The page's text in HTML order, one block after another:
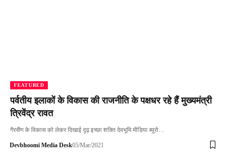
FEATURED
पर्वतीय इलाकों के विकास की राजनीति के पक्षधर रहे हैं मुख्यमंत्री
त्रिवेंद्र रावत
गैरसैंण के विकास को लेकर दिखाई दृढ़ इच्छा शक्ति देवभूमि मीडिया ब्यूरो…
Devbhoomi Media Desk05/Mar/2021